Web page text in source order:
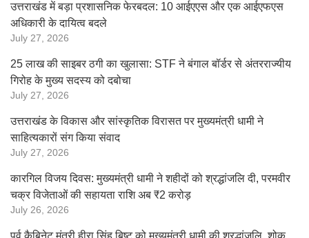
उत्तराखंड में बड़ा प्रशासनिक फेरबदल: 10 आईएएस और एक आईएफएस
अधिकारी के दायित्व बदले
July 27, 2026
25 लाख की साइबर ठगी का खुलासा: STF ने बंगाल बॉर्डर से अंतरराज्यीय
गिरोह के मुख्य सदस्य को दबोचा
July 27, 2026
उत्तराखंड के विकास और सांस्कृतिक विरासत पर मुख्यमंत्री धामी ने
साहित्यकारों संग किया संवाद
July 27, 2026
कारगिल विजय दिवस: मुख्यमंत्री धामी ने शहीदों को श्रद्धांजलि दी, परमवीर
चक्र विजेताओं की सहायता राशि अब ₹2 करोड़
July 26, 2026
पूर्व कैबिनेट मंत्री हीरा सिंह बिष्ट को मुख्यमंत्री धामी की श्रद्धांजलि, शोक